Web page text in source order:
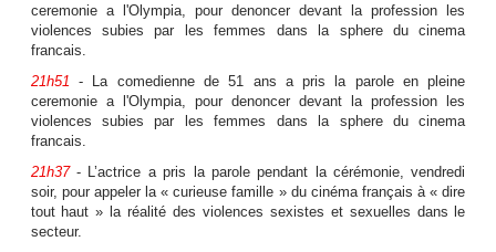
ceremonie a l'Olympia, pour denoncer devant la profession les
violences subies par les femmes dans la sphere du cinema
francais.
21h51 - La comedienne de 51 ans a pris la parole en pleine
ceremonie a l'Olympia, pour denoncer devant la profession les
violences subies par les femmes dans la sphere du cinema
francais.
21h37- L’actrice a pris la parole pendant la cérémonie, vendredi
soir, pour appeler la « curieuse famille » du cinéma français à « dire
tout haut » la réalité des violences sexistes et sexuelles dans le
secteur.